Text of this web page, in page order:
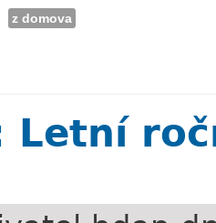
z domova
Letní